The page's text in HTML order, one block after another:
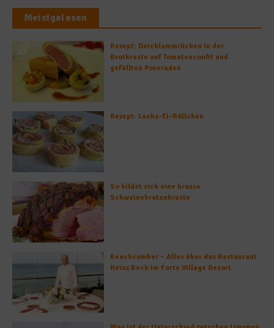
Meistgelesen
Rezept: Deichlammrücken in der
Brotkruste auf Tomatenconfit und
gefüllten Poveraden
Rezept: Lachs-Ei-Röllchen
So bildet sich eine krosse
Schweinebratenkruste
Beachcomber – Alles über das Restaurant
Heinz Beck im Forte Village Resort